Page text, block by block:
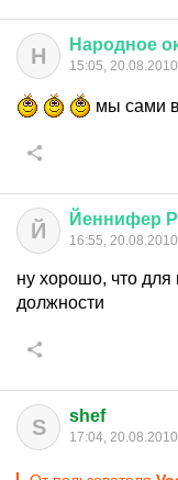
Н Народное
15:05, 20.08.2010
мы сами
Й Йеннифер
16:55, 20.08.2010
ну хорошо, что для
должности
S shef
17:04, 20.08.2010